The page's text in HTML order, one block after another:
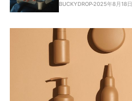
BUCKYDROP 2025年8月18日